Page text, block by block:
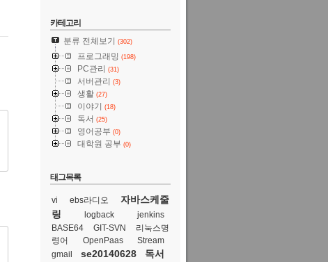
카테고리
분류 전체보기
(302)
프로그래밍 (198)
PC관리 (31)
서버관리 (3)
생활 (27)
이야기 (18)
독서 (25)
영어공부 (0)
대학원 공부 (0)
태그목록
vi ebs라디오
자바스케줄
링
logback
jenkins
BASE64
GIT-SVN
리눅스명
령어
OpenPaas
Stream
gmail
se20140628 독서